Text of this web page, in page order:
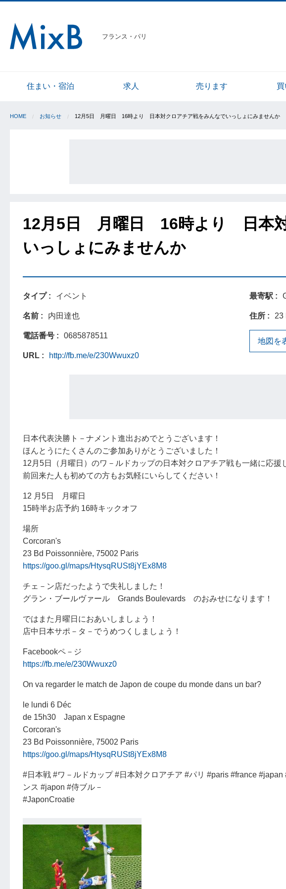
フランス・パリ
住まい・宿泊 求人 売ります
HOME お知らせ 12月5日 月曜日 16時より 日本対クロアチア戦をみんなでいっしょにみませんか
12月5日 月曜日 16時より 日本対
いっしょにみませんか
タイプ イベント
名前 内田達也
電話番号 0685878511
URL http://fb.me/e/230Wwuxz0
最寄駅
住所 23
地図を
日本代表決勝ト－ナメント進出おめでとうございます！
ほんとうにたくさんのご参加ありがとうございました！
12月5日（月曜日）のワ－ルドカップの日本対クロアチア戦も一緒に応援
前回来た人も初めての方もお気軽にいらしてください！
12 月5日 月曜日
15時半お店予約 16時キックオフ
場所
Corcoran's
23 Bd Poissonnière, 75002 Paris
https://goo.gl/maps/HtysqRUSt8jYEx8M8
チェ－ン店だったようで失礼しました！
グラン・ブールヴァール Grands Boulevards のおみせになります！
ではまた月曜日におあいしましょう！
店中日本サポ－タ－でうめつくしましょう！
Facebookペ－ジ
https://fb.me/e/230Wwuxz0
On va regarder le match de Japon de coupe du monde dans un bar?
le lundi 6 Déc
de 15h30 Japan x Espagne
Corcoran's
23 Bd Poissonnière, 75002 Paris
https://goo.gl/maps/HtysqRUSt8jYEx8M8
#日本戦 #ワ－ルドカップ #日本対クロアチア #パリ #paris #france
ンス #japon #侍ブル－
#JaponCroatie